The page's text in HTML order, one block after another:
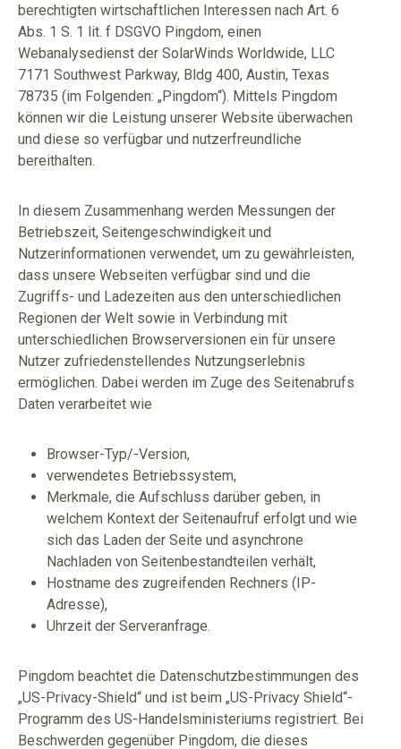
berechtigten wirtschaftlichen Interessen nach Art. 6
Abs. 1 S. 1 lit. f DSGVO Pingdom, einen
Webanalysedienst der SolarWinds Worldwide, LLC
7171 Southwest Parkway, Bldg 400, Austin, Texas
78735 (im Folgenden: „Pingdom“). Mittels Pingdom
können wir die Leistung unserer Website überwachen
und diese so verfügbar und nutzerfreundliche
bereithalten.
In diesem Zusammenhang werden Messungen der
Betriebszeit, Seitengeschwindigkeit und
Nutzerinformationen verwendet, um zu gewährleisten,
dass unsere Webseiten verfügbar sind und die
Zugriffs- und Ladezeiten aus den unterschiedlichen
Regionen der Welt sowie in Verbindung mit
unterschiedlichen Browserversionen ein für unsere
Nutzer zufriedenstellendes Nutzungserlebnis
ermöglichen. Dabei werden im Zuge des Seitenabrufs
Daten verarbeitet wie
Browser-Typ/-Version,
verwendetes Betriebssystem,
Merkmale, die Aufschluss darüber geben, in
welchem Kontext der Seitenaufruf erfolgt und wie
sich das Laden der Seite und asynchrone
Nachladen von Seitenbestandteilen verhält,
Hostname des zugreifenden Rechners (IP-
Adresse),
Uhrzeit der Serveranfrage.
Pingdom beachtet die Datenschutzbestimmungen des
„US-Privacy-Shield“ und ist beim „US-Privacy Shield“-
Programm des US-Handelsministeriums registriert. Bei
Beschwerden gegenüber Pingdom, die dieses